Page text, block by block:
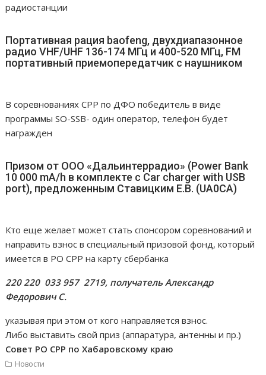
радиостанции
Портативная рация baofeng, двухдиапазонное
радио VHF/UHF 136-174 МГц и 400-520 МГц, FM
портативный приемопередатчик с наушником
В соревнованиях СРР по ДФО победитель в виде
программы SO-SSB- один оператор, телефон будет
награжден
Призом от ООО «Дальинтеррадио» (Power Bank
10 000 mA/h в комплекте с Car charger with USB
port), предложенным Ставицким Е.В. (UA0CA)
Кто еще желает может стать спонсором соревнований и
направить взнос в специальный призовой фонд, который
имеется в РО СРР на карту сбербанка
220 220 033 957 2719, получатель Александр
Федорович С.
указывая при этом от кого направляется взнос.
Либо выставить свой приз (аппаратура, антенны и пр.)
Совет РО СРР по Хабаровскому краю
Новости